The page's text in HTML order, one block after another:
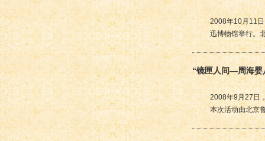
2008年10月11
迅博物馆举行。
“镜匣人间—周海婴
2008年9月27日
本次活动由北京